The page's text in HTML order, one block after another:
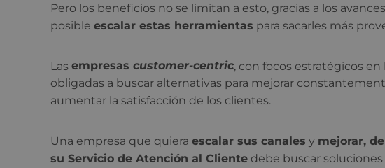
Pero los beneficios no se limitan a esto, gracias a los
posible escalar estas herramientas para sacarles más
Las empresas customer-centric, con focos estratégicos en
obligadas a buscar alternativas para mejorar
aumentar la satisfacción de los clientes.
Una empresa que quiera escalar sus canales y mejorar,
su Servicio de Atención al Cliente debe buscar